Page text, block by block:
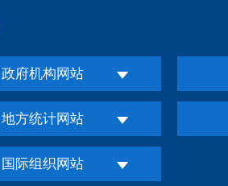
政府机构网站
地方统计网站
国际组织网站